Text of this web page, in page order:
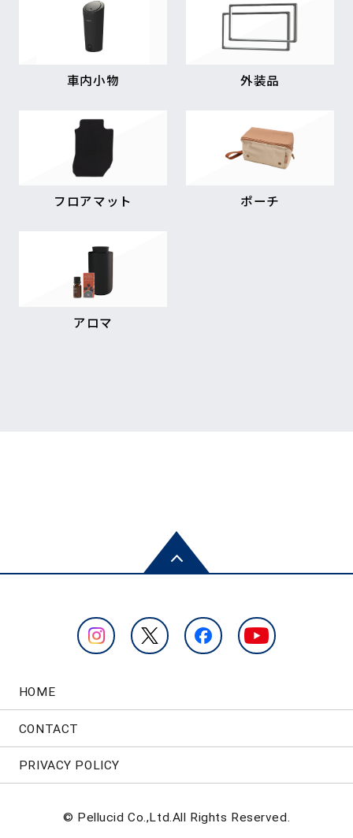
車内小物 外装品
フロアマット ポーチ
アロマ
HOME
CONTACT
PRIVACY POLICY
© Pellucid Co.,Ltd.All Rights Reserved.